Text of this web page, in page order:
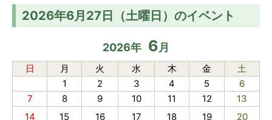
2026年6月27日（土曜日）のイベント
2026年 6月
日 月 火 水 木 金
土
1
2 3 4 5
6
7
8 9 10 11 12
13
14
15 16 17 18 19
20